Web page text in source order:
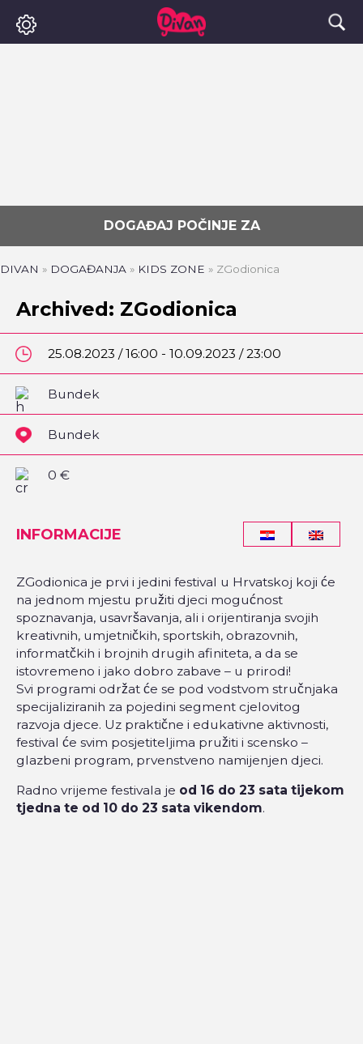
DOGAĐAJ POČINJE ZA
DIVAN » DOGAĐANJA » KIDS ZONE » ZGodionica
Archived: ZGodionica
25.08.2023 / 16:00 - 10.09.2023 / 23:00
Bundek
Bundek
0 €
INFORMACIJE
ZGodionica je prvi i jedini festival u Hrvatskoj koji će
na jednom mjestu pružiti djeci mogućnost
spoznavanja, usavršavanja, ali i orijentiranja svojih
kreativnih, umjetničkih, sportskih, obrazovnih,
informatčkih i brojnih drugih afiniteta, a da se
istovremeno i jako dobro zabave – u prirodi!
Svi programi održat će se pod vodstvom stručnjaka
specijaliziranih za pojedini segment cjelovitog
razvoja djece. Uz praktične i edukativne aktivnosti,
festival će svim posjetiteljima pružiti i scensko –
glazbeni program, prvenstveno namijenjen djeci.
Radno vrijeme festivala je od 16 do 23 sata tijekom
tjedna te od 10 do 23 sata vikendom.